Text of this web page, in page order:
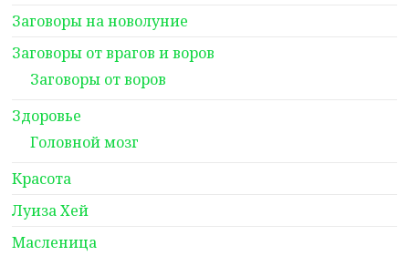
Заговоры на новолуние
Заговоры от врагов и воров
Заговоры от воров
Здоровье
Головной мозг
Красота
Луиза Хей
Масленица